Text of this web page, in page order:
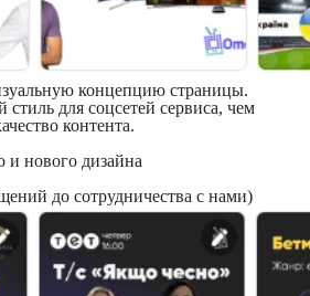
концепцию страницы.
для соцсетей сервиса, чем
контента.
нового дизайна
до сотрудничества с нами)